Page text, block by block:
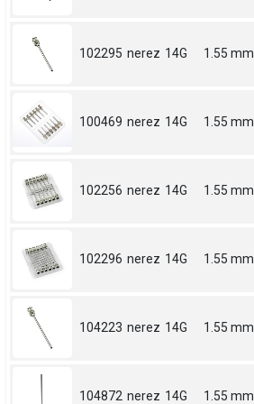
102295 nerez 14G 1.55 mm
100469 nerez 14G 1.55 mm
102256 nerez 14G 1.55 mm
102296 nerez 14G 1.55 mm
104223 nerez 14G 1.55 mm
104872 nerez 14G 1.55 mm